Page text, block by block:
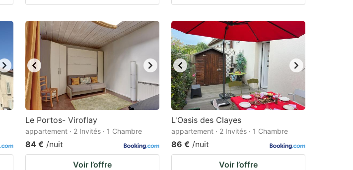
Le Portos- Viroflay
appartement · 2 Invités · 1 Chambre
84 € /nuit
Voir l’offre
L'Oasis des Clayes
appartement · 2 Invités · 1 Chambre
86 € /nuit
Voir l’offre